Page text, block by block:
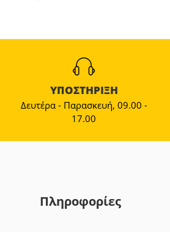
ΥΠΟΣΤΗΡΙΞΗ
Δευτέρα - Παρασκευή, 09.00 -
17.00
Πληροφορίες